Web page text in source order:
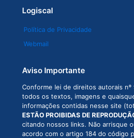
Logiscal
Política de Privacidade
Webmail
Aviso Importante
Conforme lei de direitos autorais nº
todos os textos, imagens e
informações contidas nesse site
ESTÃO PROIBIDAS DE
citando nossos links. Não arrisque
acordo com o artigo 184 do código